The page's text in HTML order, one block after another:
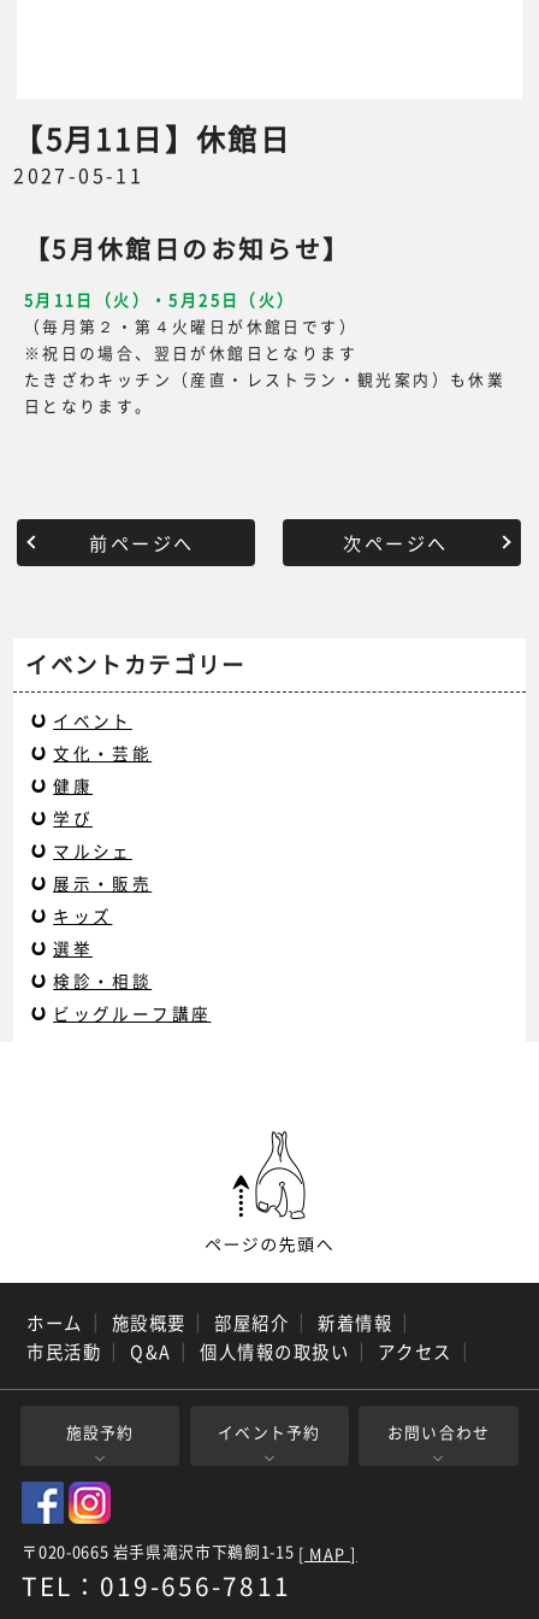
【5月11日】休館日
2027-05-11
【5月休館日のお知らせ】
5月11日（火）・5月25日（火）
（毎月第２・第４火曜日が休館日です）
※祝日の場合、翌日が休館日となります
たきざわキッチン（産直・レストラン・観光案内）も休業
日となります。
前ページへ 次ページへ
イベントカテゴリー
イベント
文化・芸能
健康
学び
マルシェ
展示・販売
キッズ
選挙
検診・相談
ビッグルーフ講座
ホーム ｜ 施設概要 ｜ 部屋紹介 ｜ 新着情報 ｜
市民活動 ｜ Q&A ｜ 個人情報の取扱い ｜ アクセス ｜
施設予約 イベント予約 お問い合わせ
〒020-0665 岩手県滝沢市下鵜飼1-15 [ MAP ]
TEL：019-656-7811